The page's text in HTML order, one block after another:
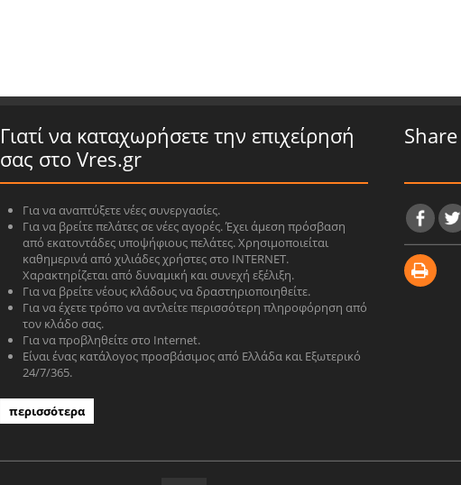
Γιατί να καταχωρήσετε την επιχείρησή
σας στο Vres.gr
Για να αναπτύξετε νέες συνεργασίες.
Για να βρείτε πελάτες σε νέες αγορές. Έχει άμεση πρόσβαση
από εκατοντάδες υποψήφιους πελάτες. Χρησιμοποιείται
καθημερινά από χιλιάδες χρήστες στο INTERNET.
Χαρακτηρίζεται από δυναμική και συνεχή εξέλιξη.
Για να βρείτε νέους κλάδους να δραστηριοποιηθείτε.
Για να έχετε τρόπο να αντλείτε περισσότερη πληροφόρηση από
τον κλάδο σας.
Για να προβληθείτε στο Internet.
Είναι ένας κατάλογος προσβάσιμος από Ελλάδα και Εξωτερικό
24/7/365.
περισσότερα
Share